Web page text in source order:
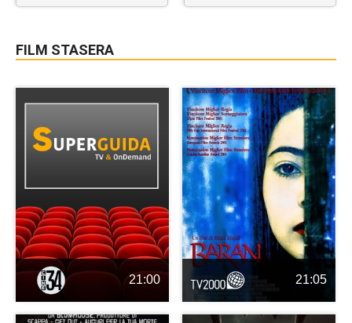
FILM STASERA
21:00 21:05